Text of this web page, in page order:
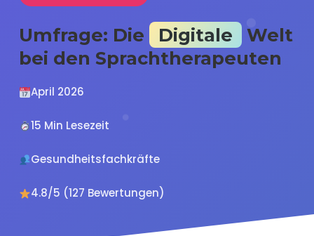
Umfrage: Die Digitale
Welt
bei den Sprachtherapeuten
April 2026
15 Min Lesezeit
Gesundheitsfachkräfte
4.8/5 (127 Bewertungen)